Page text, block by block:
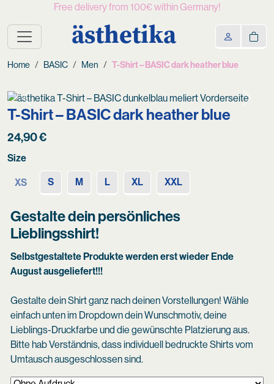
Free delivery from 100€ within Germany!
ästhetika
Home BASIC Men T-Shirt – BASIC dark heather blue
Previous Next
T-Shirt – BASIC dark heather blue
24,90€
Size
XS S M L XL XXL
Gestalte dein persönliches
Lieblingsshirt!
Selbstgestaltete Produkte werden erst wieder Ende
August ausgeliefert!!!
Gestalte dein Shirt ganz nach deinen Vorstellungen! Wähle
einfach unten im Dropdown dein Wunschmotiv, deine
Lieblings-Druckfarbe und die gewünschte Platzierung aus.
Bitte hab Verständnis, dass individuell bedruckte Shirts vom
Umtausch ausgeschlossen sind.